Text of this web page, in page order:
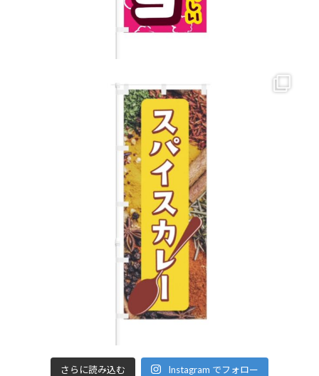
さらに読み込む Instagram でフォロー